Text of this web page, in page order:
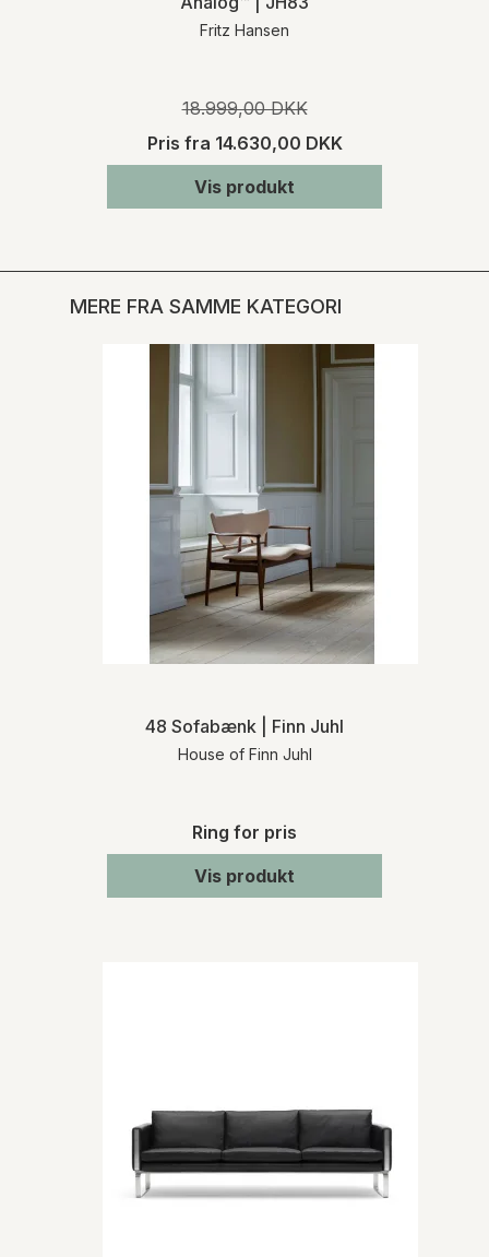
Fritz Hansen
18.999,00 DKK
Pris fra 14.630,00 DKK
Vis produkt
MERE FRA SAMME KATEGORI
48 Sofabænk | Finn Juhl
House of Finn Juhl
Ring for pris
Vis produkt